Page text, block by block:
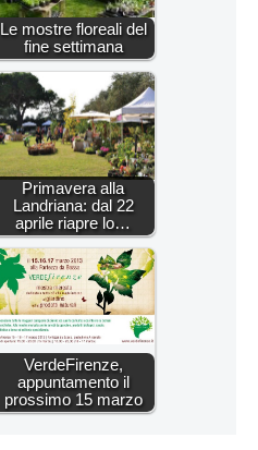
Le mostre floreali del
fine settimana
Primavera alla
Landriana: dal 22
aprile riapre lo…
VerdeFirenze,
appuntamento il
prossimo 15 marzo